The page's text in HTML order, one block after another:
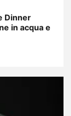
Dinner
in acqua e